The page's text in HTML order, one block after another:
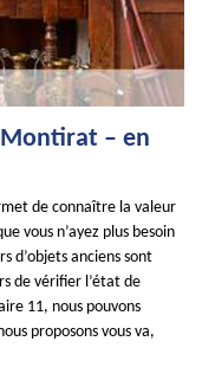
– en
de connaître la valeur
vous n’ayez plus besoin
d’objets anciens sont
de vérifier l’état de
11, nous pouvons
proposons vous va,